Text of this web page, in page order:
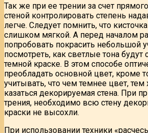
Так же при ее трении за счет
стеной контролировать степень
легче. Следует помнить, что
слишком мягкой. А перед началом
попробовать покрасить небольшой
посмотреть, как светлые тона будут
темной краске. В этом способе
преобладать основной цвет, кроме
учитывать, что чем темнее цвет, тем
казаться декорируемая стена. При
трения, необходимо всю стену
краски не высохли.
При использовании техники